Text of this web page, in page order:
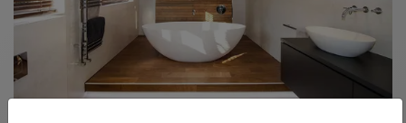
LIPROTEC Energy Labels EU
Energietikett - © Schlüter-Systems
ZIP – 2,78 MB